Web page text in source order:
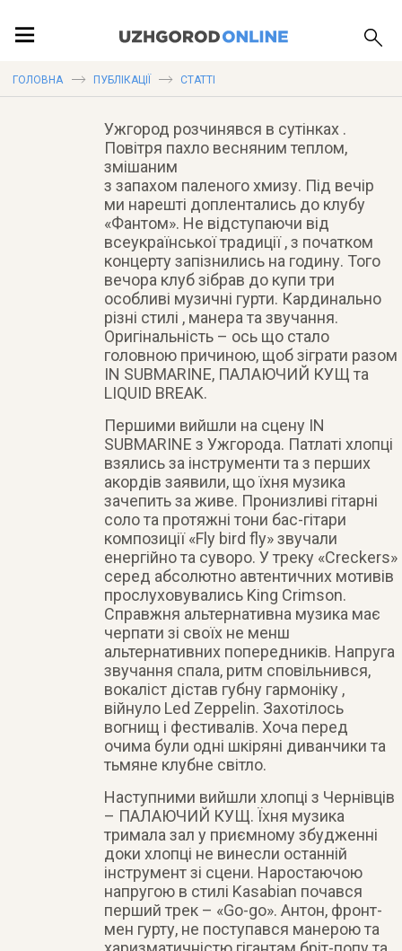
ПУБЛІКАЦІЇ
ГОЛОВНА ПУБЛІКАЦІЇ СТАТТІ
незвичайних гуртів
Опубліковано: 15 березня 2011
Ужгород розчинявся в сутінках .
Повітря пахло весняним теплом,
змішаним
з запахом паленого хмизу. Під вечір
ми нарешті доплентались до клубу
«Фантом». Не відступаючи від
всеукраїнської традиції , з початком
концерту запізнились на годину. Того
вечора клуб зібрав до купи три
особливі музичні гурти. Кардинально
різні стилі , манера та звучання.
Оригінальність – ось що стало
головною причиною, щоб зіграти разом
IN SUBMARINE, ПАЛАЮЧИЙ КУЩ та
LIQUID BREAK.
Першими вийшли на сцену IN
SUBMARINE з Ужгорода. Патлаті хлопці
взялись за інструменти та з перших
акордів заявили, що їхня музика
зачепить за живе. Пронизливі гітарні
соло та протяжні тони бас-гітари
композиції «Fly bird fly» звучали
енергійно та суворо. У треку «Creckers»
серед абсолютно автентичних мотивів
прослуховувались King Crimson.
Справжня альтернативна музика має
черпати зі своїх не менш
альтернативних попередників. Напруга
звучання спала, ритм сповільнився,
вокаліст дістав губну гармоніку ,
війнуло Led Zeppelin. Захотілось
вогнищ і фестивалів. Хоча перед
очима були одні шкіряні диванчики та
тьмяне клубне світло.
Наступними вийшли хлопці з Чернівців
– ПАЛАЮЧИЙ КУЩ. Їхня музика
тримала зал у приємному збудженні
доки хлопці не винесли останній
інструмент зі сцени. Наростаючою
напругою в стилі Kasabian почався
перший трек – «Go-go». Антон, фронт-
мен гурту, не поступався манерою та